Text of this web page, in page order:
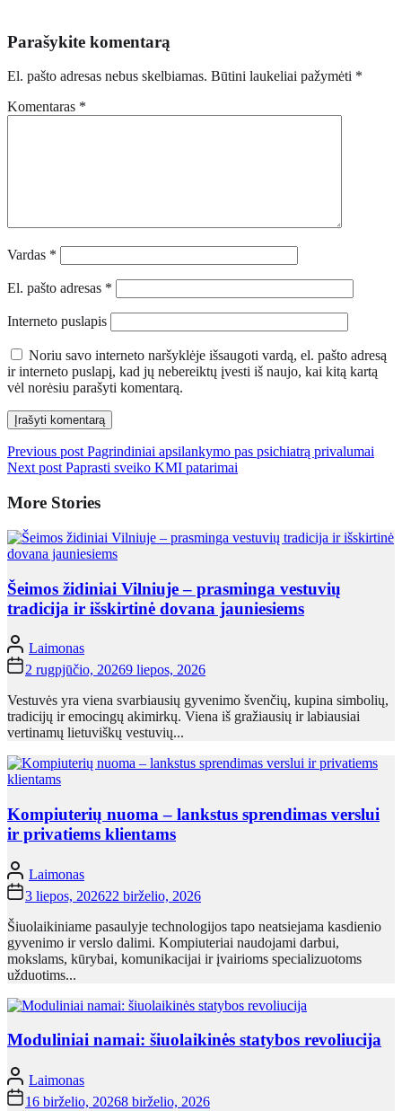
Parašykite komentarą
El. pašto adresas nebus skelbiamas. Būtini laukeliai pažymėti *
Komentaras *
Vardas *
El. pašto adresas *
Interneto puslapis
Noriu savo interneto naršyklėje išsaugoti vardą, el. pašto adresą
ir interneto puslapį, kad jų nebereiktų įvesti iš naujo, kai kitą kartą
vėl norėsiu parašyti komentarą.
Previous post Pagrindiniai apsilankymo pas psichiatrą privalumai
Next post Paprasti sveiko KMI patarimai
More Stories
Šeimos židiniai Vilniuje – prasminga vestuvių
tradicija ir išskirtinė dovana jauniesiems
Laimonas
2 rugpjūčio, 20269 liepos, 2026
Vestuvės yra viena svarbiausių gyvenimo švenčių, kupina simbolių,
tradicijų ir emocingų akimirkų. Viena iš gražiausių ir labiausiai
vertinamų lietuviškų vestuvių...
Kompiuterių nuoma – lankstus sprendimas verslui
ir privatiems klientams
Laimonas
3 liepos, 202622 birželio, 2026
Šiuolaikiniame pasaulyje technologijos tapo neatsiejama kasdienio
gyvenimo ir verslo dalimi. Kompiuteriai naudojami darbui,
mokslams, kūrybai, komunikacijai ir įvairioms specializuotoms
užduotims...
Moduliniai namai: šiuolaikinės statybos revoliucija
Laimonas
16 birželio, 20268 birželio, 2026